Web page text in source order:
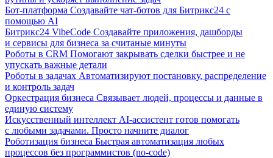
Бот-платформа Создавайте чат-ботов для Битрикс24 с
помощью AI
Битрикс24 VibeCode Создавайте приложения, дашборды
и сервисы для бизнеса за считаные минуты
Роботы в CRM Помогают закрывать сделки быстрее и не
упускать важные детали
Роботы в задачах Автоматизируют постановку, распределение
и контроль задач
Оркестрация бизнеса Связывает людей, процессы и данные в
единую систему
Искусственный интеллект AI-ассистент готов помогать
с любыми задачами. Просто начните диалог
Роботизация бизнеса Быстрая автоматизация любых
процессов без программистов (no-code)